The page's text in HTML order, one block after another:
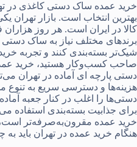
خرید عمده ساک دستی کاغذی در
بهترین انتخاب است. بازار تهران
کالا در ایران است. هر روز
برندهای مختلف نیاز به ساک دستی
شیک‌تر بسته‌بندی کنند و تجربه
صاحب کسب‌وکار هستید، خرید
دستی پارچه ای آماده در تهران
هزینه‌ها و دسترسی سریع به تنوع
دستی‌ها را اغلب در کنار جعبه آماده
برای جذابیت بسته‌بندی استفاده
خرید عمده مقرون‌به‌صرفه‌تر
هنگام خرید عمده در تهران باید به